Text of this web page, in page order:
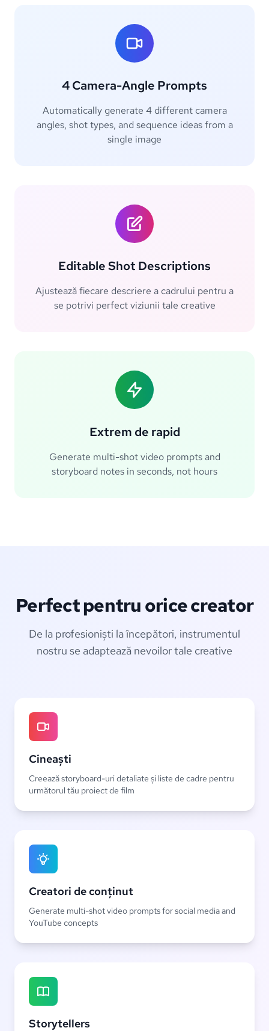
4 Camera-Angle Prompts
Automatically generate 4 different camera
angles, shot types, and sequence ideas from a
single image
Editable Shot Descriptions
Ajustează fiecare descriere a cadrului pentru a
se potrivi perfect viziunii tale creative
Extrem de rapid
Generate multi-shot video prompts and
storyboard notes in seconds, not hours
Perfect pentru orice creator
De la profesioniști la începători, instrumentul
nostru se adaptează nevoilor tale creative
Cineaști
Creează storyboard-uri detaliate și liste de cadre pentru
următorul tău proiect de film
Creatori de conținut
Generate multi-shot video prompts for social media and
YouTube concepts
Storytellers